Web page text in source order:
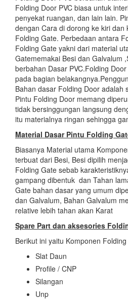
Folding Door PVC biasa untuk
penyekat ruangan, dan lain lain.
dengan Cara di dorong ke kiri dan
Folding Gate. Perbedaan antara
Folding Gate yakni dari material
Gatememakai Besi dan Galvalum
berbahan Dasar PVC.Folding
pada bagian
Bahan dasar Folding Door
Pintu Folding Door memang
tidak bersinggungan langsung
itu materialnya ringan sehingga
Material Dasar Pintu Folding
Biasanya Material utama
terbuat dari Besi, Besi dipilih
Folding Gate sebab
gampang dibentuk dan Tahan
Gate bahan dasar yang umum
dan Galvalum, Bahan Galvalum
relative lebih tahan akan Karat
Spare Part dan aksesories
Berikut ini yaitu Komponen
Slat Daun
Profile / CNP
Silangan
Unp